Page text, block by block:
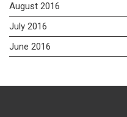
August 2016
July 2016
June 2016